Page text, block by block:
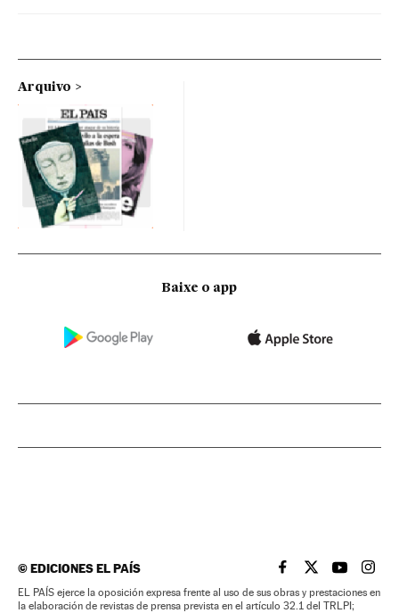
Arquivo
Baixe o app
©EDICIONES EL PAÍS EL PAÍS BRASIL EN
EL PAÍSEL PAÍS
EL
EL PAÍS ejerce la oposición expresa frente al uso de sus obras y prestaciones en
la elaboración de revistas de prensa prevista en el artículo 32.1 del TRLPI;